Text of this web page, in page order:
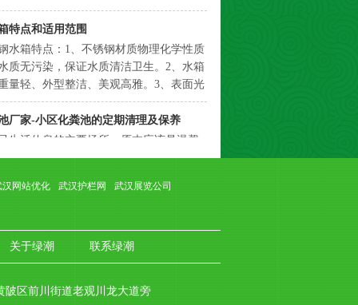
筑垃圾，无地下水时，接土质密度0.95
注意罐体下四周用素土或黄砂填实：有
罐体下用素土或黄砂填实，罐体...
质无污染，保证水质清洁卫生。2、水箱
量轻、外型整洁、美观高雅。3、表面光
清洗。4、耐腐蚀性能优越，密封性能
冲击性能大，抗震性能强。二、不锈钢水
：1、不锈钢水箱适用于大型宾馆饭店、
、科研教学楼及食品加工、医疗卫生、
对水质要求较高的场所。（水中氯离子
用）2、不锈钢高位水箱是继玻...
厂家-小区化粪池的定期清理及保养
生活休息的主要场所，原本应该是温馨
词，可近年来作为小区基础设施的化粪
有发生，让居民忧心不已。今天小编会
粪池的清理及保养知识，让您避免这些
污水在化粪池中停留时间长短以及污物
化粪池的施工流程
介绍下，希望可以帮助到有需要的人。
及埋深采应严格按设计要求放线、定
钢化粪池就位后，要及时回填土，罐体
以防位移。回填土要求进行过筛，无尖
注意罐体下四周用素土或黄砂填实：有
特点和适用范围
水箱特点：1、不锈钢材质物理化学性质
质无污染，保证水质清洁卫生。2、水箱
汉网站优化 武汉护栏网 武汉展览公司
关于绿潮 联系绿潮
陂区前川街道老观川龙大道旁